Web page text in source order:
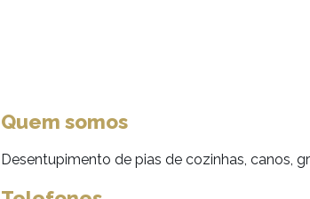
Quem somos
Desentupimento de pias de cozinhas, canos,